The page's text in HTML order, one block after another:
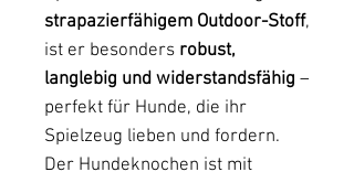
strapazierfähigem Outdoor-Stoff,
ist er besonders robust,
langlebig und widerstandsfähig –
perfekt für Hunde, die ihr
Spielzeug lieben und fordern.
Der Hundeknochen ist mit